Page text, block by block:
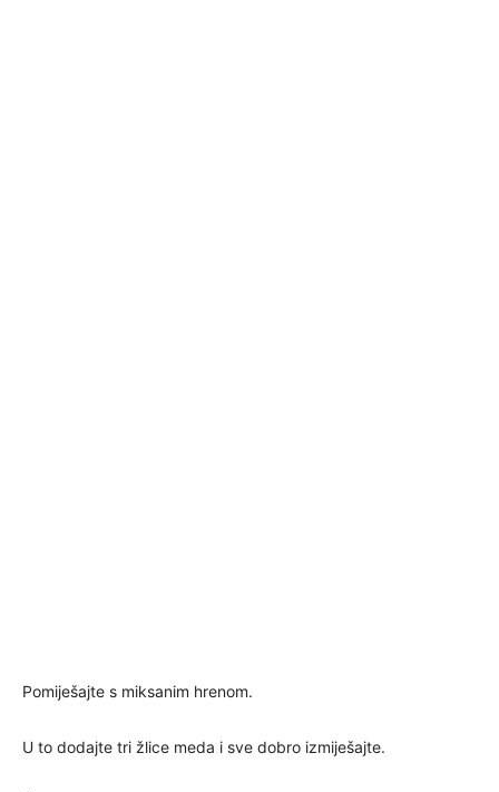
Pomiješajte s miksanim hrenom.
U to dodajte tri žlice meda i sve dobro izmiješajte.